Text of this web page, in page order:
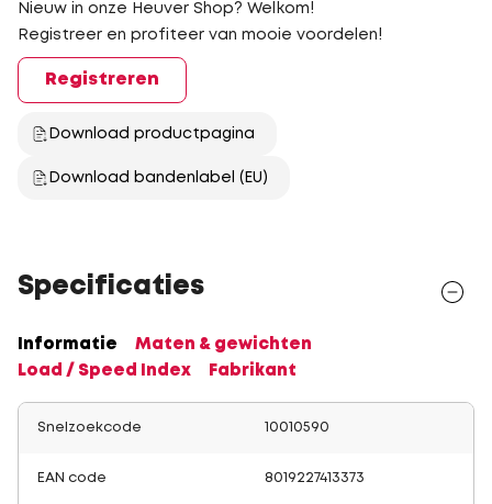
Nieuw in onze Heuver Shop? Welkom!
Registreer en profiteer van mooie voordelen!
Registreren
Download productpagina
Download bandenlabel (EU)
Specificaties
Informatie
Maten & gewichten
Load / Speed Index
Fabrikant
Snelzoekcode 10010590
EAN code 8019227413373